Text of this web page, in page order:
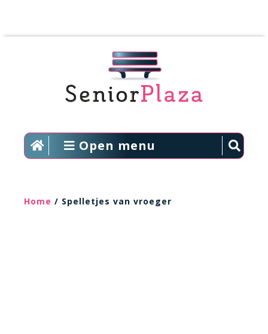
Open menu
Home / Spelletjes van vroeger